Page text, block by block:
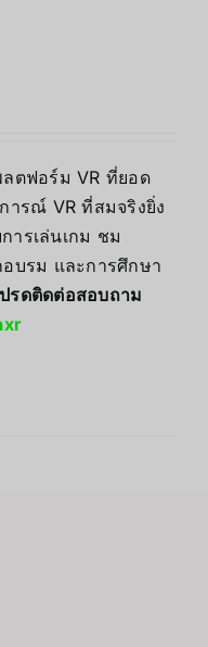
ลตฟอร์ม VR ที่ยอด
ารณ์ VR ที่สมจริงยิ่ง
ารเล่นเกม ชม
บรม และการศึกษา
รดติดต่อสอบถาม